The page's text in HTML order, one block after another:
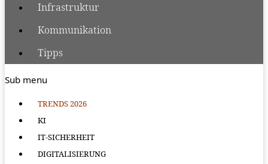
Infrastruktur
Kommunikation
Tipps
Sub menu
TRENDS 2026
KI
IT-SICHERHEIT
DIGITALISIERUNG